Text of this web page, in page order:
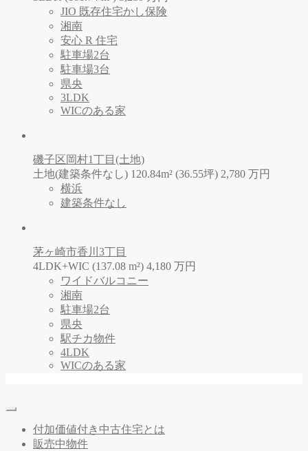
JIO 既存住宅かし保険
湘南
安心 R 住宅
駐車場2台
駐車場3台
県央
3LDK
WICのある家
磯子区岡村1丁目(土地)
土地(建築条件なし) 120.84m² (36.55坪) 2,780 万円
横浜
建築条件なし
茅ヶ崎市香川3丁目
4LDK+WIC (137.08 m²) 4,180 万円
ワイドバルコニー
湘南
駐車場2台
県央
駅チカ物件
4LDK
WICのある家
付加価値付き中古住宅とは
販売中物件